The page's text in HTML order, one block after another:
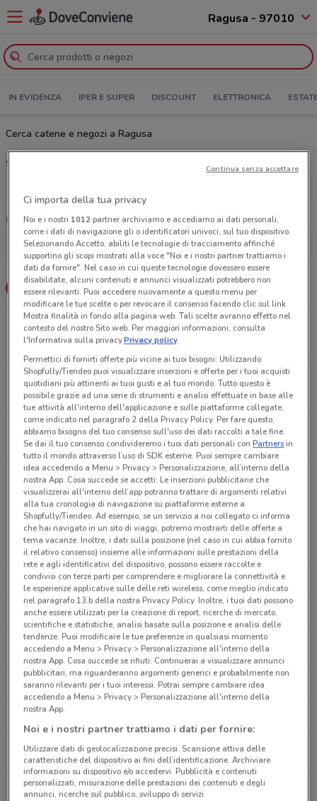
Ragusa - 97010
IN EVIDENZA IPER E SUPER DISCOUNT ELETTRONICA
Cerca catene e negozi a Ragusa
Scegli una categoria
Cerca una catena
Lista Mappa
Via Giovanni XXIII 13A Monterosso Almo
1.6 km
Viale Giovanni Xxiii, 13/a
1.603901272080581
Via Giovanni Xxiii, 13/A
1.6122291879011523
Via Mercato 76 Monterosso Almo
1.7 km
VIA GIOVANNI XXIII, 154
1.8480275611942683
Viale Giovanni Xxiii, 149 Monterosso Almo
1.9 km
Corso Umberto, 2 Monterosso Almo
1.9 km
Via Adua, 86 Monterosso Almo
2 km
Piazza San Antonio, 13 Morbegno
2 km
Ss. 194 Km. 62+540, Snc Monterosso Almo
Altre catene a Ragusa
EURONICS TRONY
UNIEURO COOP
CONAD LIDL
EUROSPIN IPERCOOP
SISA DECÒ
RISPARMIO CASA
SINERGY CARREFOUR MARKET
INTERSPAR
Ci importa della tua privacy
Noi e i nostri 1012partner archiviamo e accediamo ai dati personali,
come i dati di navigazione gli o identificatori univoci, sul tuo dispositivo.
Selezionando Accetto, abiliti le tecnologie di tracciamento affinché
supportino gli scopi mostrati alla voce "Noi e i nostri partner trattiamo i
dati da fornire". Nel caso in cui queste tecnologie dovessero essere
disabilitate, alcuni contenuti e annunci visualizzati potrebbero non
essere rilevanti. Puoi accedere nuovamente a questo menu per
modificare le tue scelte o per revocare il consenso facendo clic sul link
Mostra finalità in fondo alla pagina web. Tali scelte avranno effetto nel
contesto del nostro Sito web. Per maggiori informazioni, consulta
l'Informativa sulla privacy.Privacy policy
Permettici di fornirti offerte più vicine ai tuoi bisogni: Utilizzando
Shopfully/Tiendeo puoi visualizzare inserzioni e offerte per i tuoi acquisti
quotidiani più attinenti ai tuoi gusti e al tuo mondo. Tutto questo è
possibile grazie ad una serie di strumenti e analisi effettuate in base alle
tue attività all'interno dell'applicazione e sulle piattaforme collegate,
come indicato nel paragrafo 2 della Privacy Policy. Per fare questo,
abbiamo bisogno del tuo consenso sull'uso dei dati raccolti a tale fine.
Se dai il tuo consenso condivideremo i tuoi dati personali conPartnersin
tutto il mondo attraverso l’uso di SDK esterne. Puoi sempre cambiare
idea accedendo a Menu > Privacy > Personalizzazione, all’interno della
nostra App. Cosa succede se accetti: Le inserzioni pubblicitarie che
visualizzerai all'interno dell’app potranno trattare di argomenti relativi
alla tua cronologia di navigazione su piattaforme esterne a
Shopfully/Tiendeo. Ad esempio, se un servizio a noi collegato ci informa
che hai navigato in un sito di viaggi, potremo mostrarti delle offerte a
tema vacanze. Inoltre, i dati sulla posizione (nel caso in cui abbia fornito
il relativo consenso) insieme alle informazioni sulle prestazioni della
rete e agli identificativi del dispositivo, possono essere raccolte e
condivisi con terze parti per comprendere e migliorare la connettività e
le esperienze applicative sulle delle reti wireless, come meglio indicato
nel paragrafo 13.b della nostra Privacy Policy. Inoltre, i tuoi dati possono
anche essere utilizzati per la creazione di report, ricerche di mercato,
scientifiche e statistiche, analisi basate sulla posizione e analisi delle
tendenze. Puoi modificare le tue preferenze in qualsiasi momento
accedendo a Menu > Privacy > Personalizzazione all'interno della
nostra App. Cosa succede se rifiuti: Continuerai a visualizzare annunci
pubblicitari, ma riguarderanno argomenti generici e probabilmente non
saranno rilevanti per i tuoi interessi. Potrai sempre cambiare idea
accedendo a Menu > Privacy > Personalizzazione all'interno della
nostra App.
Noi e i nostri partner trattiamo i dati per fornire:
Utilizzare dati di geolocalizzazione precisi. Scansione attiva delle
caratteristiche del dispositivo ai fini dell’identificazione. Archiviare
informazioni su dispositivo e/o accedervi. Pubblicità e contenuti
personalizzati, misurazione delle prestazioni dei contenuti e degli
annunci, ricerche sul pubblico, sviluppo di servizi.
Continua senza accettare